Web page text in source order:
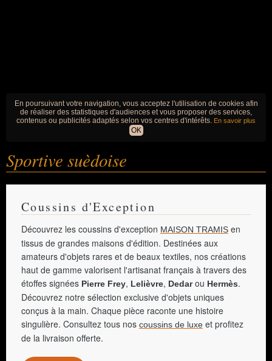
En poursuivant votre navigation, vous acceptez l'utilisation de cookies afin
de réaliser des statistiques d'audiences et vous proposer des services,
contenus ou publicités adaptés selon vos centres d'intérêts. En savoir plus
OK
Sportive suèdoise
Coussins d'Exception
Découvrez les coussins d'exception MAISON TRAMIS en
tissus de grandes maisons d'édition. Destinées aux
amateurs d'objets rares et de beaux textiles, nos créations
haut de gamme valorisent l'artisanat français à travers des
étoffes signées Pierre Frey, Lelièvre, Dedarou Hermès.
Découvrez notre sélection exclusive d'objets uniques
conçus à la main. Chaque pièce raconte une histoire
singulière. Consultez tous nos coussins de luxe et profitez
de la livraison offerte.